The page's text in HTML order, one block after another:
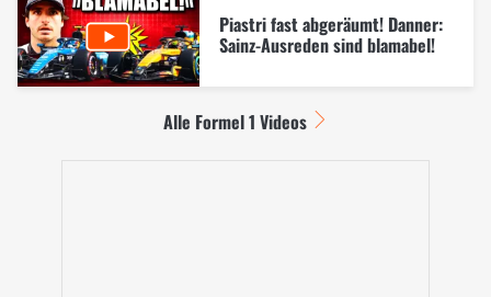
Piastri fast abgeräumt! Danner:
Sainz-Ausreden sind blamabel!
Alle Formel 1 Videos